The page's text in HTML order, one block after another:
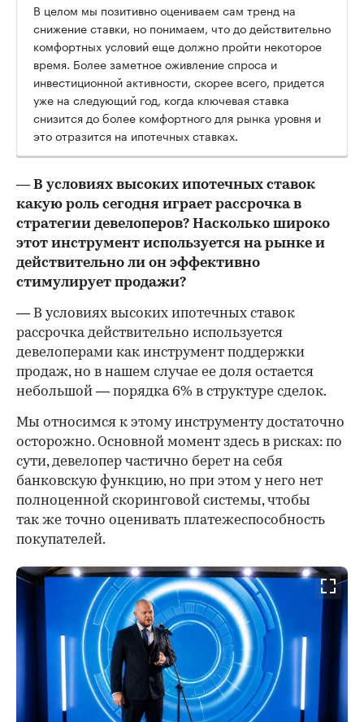
В целом мы позитивно оцениваем сам тренд на
снижение ставки, но понимаем, что до действительно
комфортных условий еще должно пройти некоторое
время. Более заметное оживление спроса и
инвестиционной активности, скорее всего, придется
уже на следующий год, когда ключевая ставка
снизится до более комфортного для рынка уровня и
это отразится на ипотечных ставках.
— В условиях высоких ипотечных ставок
какую роль сегодня играет рассрочка в
стратегии девелоперов? Насколько широко
этот инструмент используется на рынке и
действительно ли он эффективно
стимулирует продажи?
— В условиях высоких ипотечных ставок
рассрочка действительно используется
девелоперами как инструмент поддержки
продаж, но в нашем случае ее доля остается
небольшой — порядка 6% в структуре сделок.
Мы относимся к этому инструменту достаточно
осторожно. Основной момент здесь в рисках: по
сути, девелопер частично берет на себя
банковскую функцию, но при этом у него нет
полноценной скоринговой системы, чтобы
так же точно оценивать платежеспособность
покупателей.